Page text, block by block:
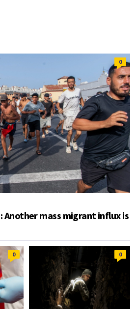
0
Another mass migrant influx is
0 0